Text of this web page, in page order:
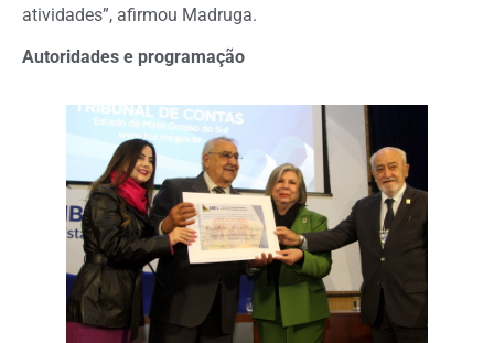
atividades”, afirmou Madruga.
Autoridades e programação